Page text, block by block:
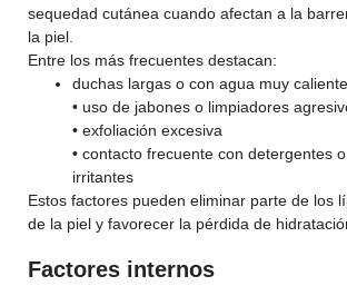
sequedad cutánea cuando afectan a la
la piel.
Entre los más frecuentes destacan:
duchas largas o con agua muy caliente
• uso de jabones o limpiadores
• exfoliación excesiva
• contacto frecuente con detergentes
irritantes
Estos factores pueden eliminar parte de los
de la piel y favorecer la pérdida de
Factores internos